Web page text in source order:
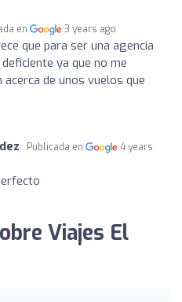
en 3 years ago
que para ser una agencia
ya que no me
de unos vuelos que
Publicada en
4 years
Viajes El